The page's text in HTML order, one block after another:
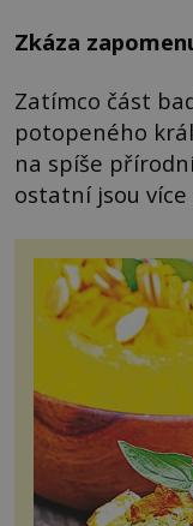
Zkáza
Zatímco část
potopeného
na spíše
ostatní jsou